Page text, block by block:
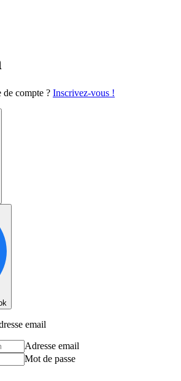
de compte ? Inscrivez-vous !
email
Adresse email
Mot de passe